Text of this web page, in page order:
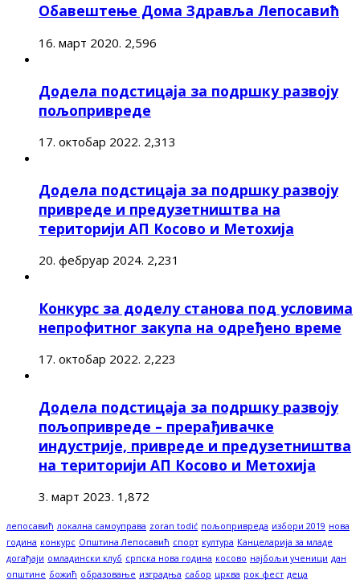
Обавештење Дома Здравља Лепосавић
16. март 2020. 2,596
Додела подстицаја за подршку развоју
пољопривреде
17. октобар 2022. 2,313
Додела подстицаја за подршку развоју
привреде и предузетништва на
територији АП Косово и Метохија
20. фебруар 2024. 2,231
Конкурс за доделу станова под условима
непрофитног закупа на одређено време
17. октобар 2022. 2,223
Додела подстицаја за подршку развоју
пољопривреде – прерађивачке
индустрије, привреде и предузетништва
на територији АП Косово и Метохија
3. март 2023. 1,872
лепосавић локална самоуправа zoran todić пољопривреда избори 2019 нова
година конкурс Општина Лепосавић спорт култура Канцеларија за младе
догађаји омладински клуб српска нова година косово најбољи ученици дан
општине божић образовање изградња сабор црква рок фест деца